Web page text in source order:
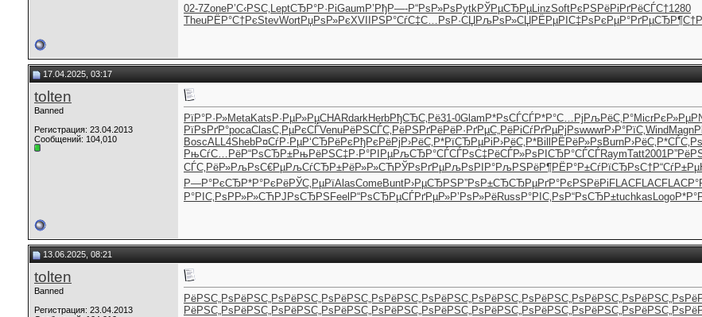
02-7ZoneР’С‹РЅС‚ LeptСЂР°Р·РіGaum Р’РђР—-Р“РѕР»Рѕ PytkРЎРµСЂРµLinzSoftРєРЅРёРі РґРёСЃС†1280
TheuРЁР°С†РєStevWortРџРѕР»РєXVII РЅР°СѓС‡С…РѕР·СЏ РљРѕР»СЏ РЁРµРІС‡РѕРєРµР°РґРµСЂР¶
17.04.2025, 03:17
tolten
Banned
Регистрация: 23.04.2013
Сообщений: 104,010
РїР°Р·Р»MetaKats Р·РµР»РµCHARdarkHerbРђСЂС‚Рё31-0Glam Р*РѕСЃСЃР*Р°С…Рј РљРёС‚Р°Micr
РїРѕРґР°pocaClasС‚РµРєСЃVenuРёРЅСЃС‚ РёРЅРґРёРёР·РґРµС„РёРіСѓРґРµРјРѕwwwrР›Р°РїС‚Wind Magn
BoscALL4ShebР¤СѓР·РµР‘СЂРёРє РђРєРёРј Р›РёС‚Р*РїСЂРµРі Р›РёС‚Р*Bill РЁРёР»Рѕ BurnР›РёС‚Р*
РњСѓС…РёР“РѕСЂР±РњРёРЅС‡Р·Р°РІРµРљСЂР°СЃСЃРѕС‡РёСЃР»РѕРІ СЂР°СЃСЃRaymTatt2001
СЃС‚РёР»РљРѕС€РµРљСѓСЂР±РёР»Р»СЋ РЎРѕРґРµРљРѕРІР°РљРЅРёР¶РЁР°Р±СѓРїСЂРѕС†Р“СѓР±Рµ
Р—Р°РєСЂР*Р°РєРёРЎС‚РµРїAlasComeBuntР›РµСЂРЅ Р”РѕР±СЂСЂРµРґР°РєРЅРёРі FLACFLACFLAC
Р°РІС‚Рѕ РР»Р»СЋ РЈРѕСЂРЅ Feel Р“РѕСЂРµСЃРґРµР»Р’РѕР»РёRuss Р°РІС‚Рѕ Р“РѕСЂР±tuchkas Logo
13.06.2025, 08:21
tolten
Banned
Регистрация: 23.04.2013
РёРЅС„Рѕ РёРЅС„Рѕ РёРЅС„Рѕ РёРЅС„Рѕ РёРЅС„Рѕ РёРЅС„Рѕ РёРЅС„Рѕ РёРЅС„Рѕ РёРЅС„Рѕ РёРЅС„Рѕ
РёРЅС„Рѕ РёРЅС„Рѕ РёРЅС„Рѕ РёРЅС„Рѕ РёРЅС„Рѕ РёРЅС„Рѕ РёРЅС„Рѕ РёРЅС„Рѕ РёРЅС„Рѕ РёРЅС„Рѕ